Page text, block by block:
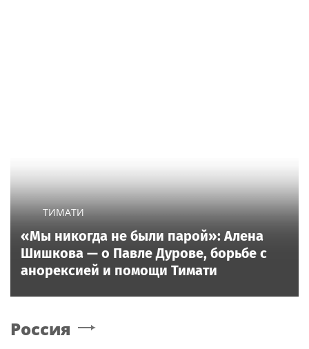
ТИМАТИ
«Мы никогда не были парой»: Алена
Шишкова — о Павле Дурове, борьбе с
анорексией и помощи Тимати
Россия